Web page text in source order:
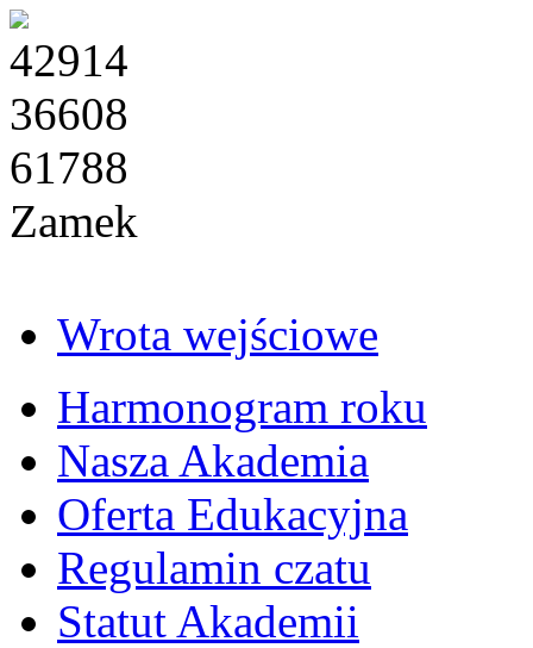
42914
36608
61788
Zamek
Wrota wejściowe
Harmonogram roku
Nasza Akademia
Oferta Edukacyjna
Regulamin czatu
Statut Akademii